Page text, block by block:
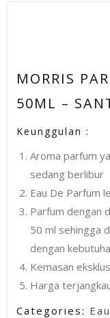
MORRIS
50ML –
Keunggulan :
Aroma parfum
sedang berlibur
Eau De Parfum
Parfum dengan
50 ml sehingga
dengan
Kemasan
Harga
Categories: